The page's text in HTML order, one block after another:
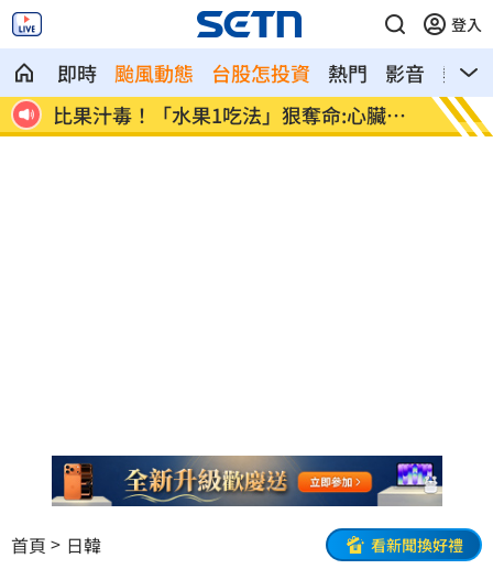
登入
即時 颱風動態 台股怎投資 熱門 影音
熱搜
命:心臟驟
女律揪宗教大師詐慈濟！爽睡10.6億黃金
堆
首頁 日韓 看新聞換好禮